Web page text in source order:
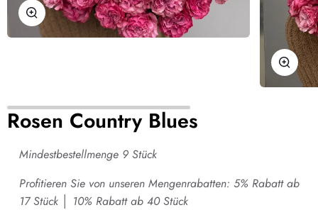
Zoomen
Rosen Country Blues
Mindestbestellmenge 9 Stück
Profitieren Sie von unseren Mengenrabatten: 5% Rabatt ab
17 Stück │ 10% Rabatt ab 40 Stück